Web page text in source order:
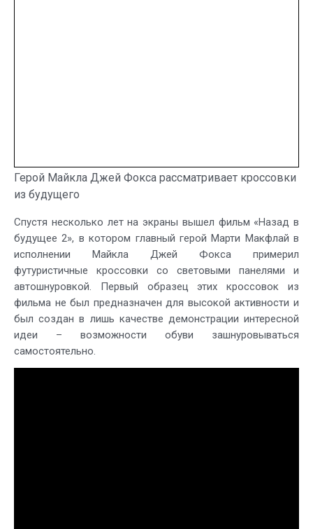
Герой Майкла Джей Фокса рассматривает кроссовки
из будущего
Спустя несколько лет на экраны вышел фильм «Назад в
будущее 2», в котором главный герой Марти Макфлай в
исполнении Майкла Джей Фокса примерил
футуристичные кроссовки со световыми панелями и
автошнуровкой. Первый образец этих кроссовок из
фильма не был предназначен для высокой активности и
был создан в лишь качестве демонстрации интересной
идеи – возможности обуви зашнуровываться
самостоятельно.